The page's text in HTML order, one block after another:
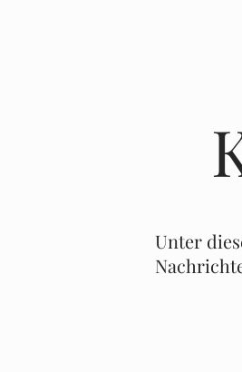
Unter